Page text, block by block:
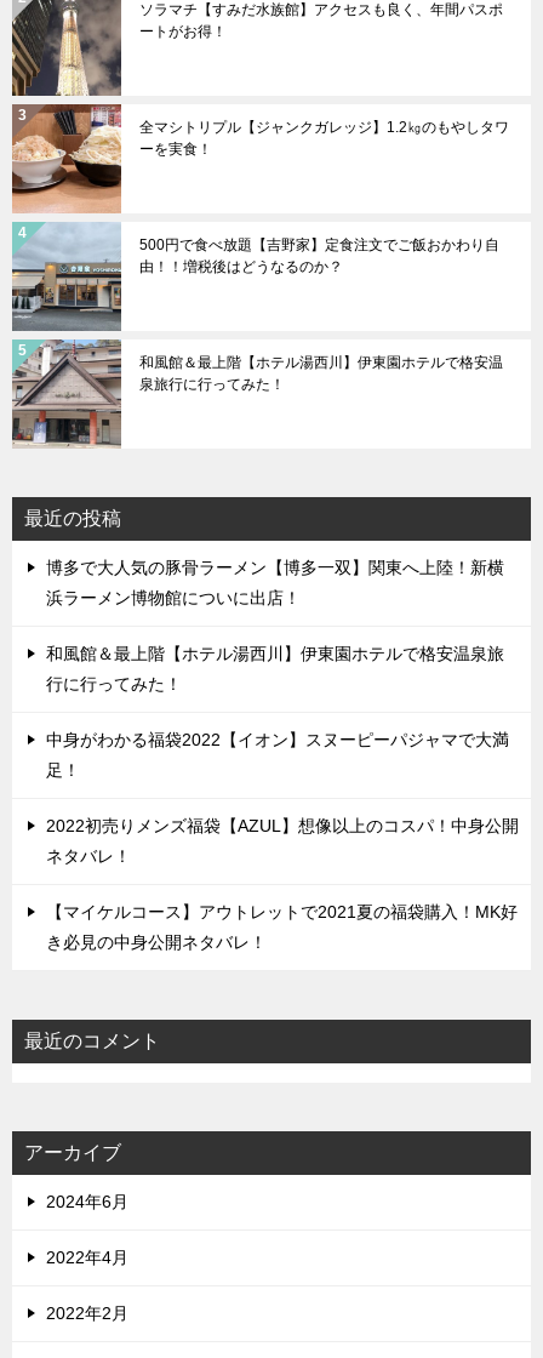
ソラマチ【すみだ水族館】アクセスも良く、年間パスポ
ートがお得！
全マシトリプル【ジャンクガレッジ】1.2㎏のもやしタワ
ーを実食！
500円で食べ放題【吉野家】定食注文でご飯おかわり自
由！！増税後はどうなるのか？
和風館＆最上階【ホテル湯西川】伊東園ホテルで格安温
泉旅行に行ってみた！
最近の投稿
博多で大人気の豚骨ラーメン【博多一双】関東へ上陸！新横
浜ラーメン博物館についに出店！
和風館＆最上階【ホテル湯西川】伊東園ホテルで格安温泉旅
行に行ってみた！
中身がわかる福袋2022【イオン】スヌーピーパジャマで大満
足！
2022初売りメンズ福袋【AZUL】想像以上のコスパ！中身公開
ネタバレ！
【マイケルコース】アウトレットで2021夏の福袋購入！MK好
き必見の中身公開ネタバレ！
最近のコメント
アーカイブ
2024年6月
2022年4月
2022年2月